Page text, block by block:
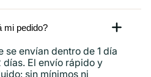
mi pedido?
se envían dentro de 1 día
El envío rápido y
sin mínimos ni